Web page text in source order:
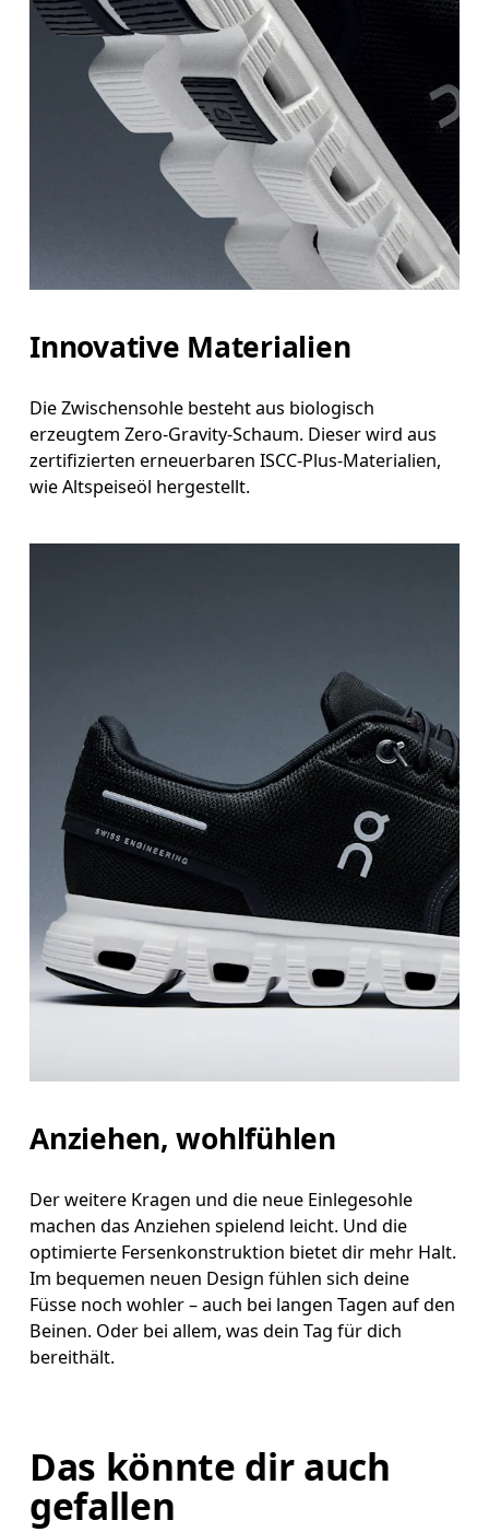
Innovative Materialien
Die Zwischensohle besteht aus biologisch
erzeugtem Zero-Gravity-Schaum. Dieser wird aus
zertifizierten erneuerbaren ISCC-Plus-Materialien,
wie Altspeiseöl hergestellt.
Anziehen, wohlfühlen
Der weitere Kragen und die neue Einlegesohle
machen das Anziehen spielend leicht. Und die
optimierte Fersenkonstruktion bietet dir mehr Halt.
Im bequemen neuen Design fühlen sich deine
Füsse noch wohler – auch bei langen Tagen auf den
Beinen. Oder bei allem, was dein Tag für dich
bereithält.
Das könnte dir auch
gefallen